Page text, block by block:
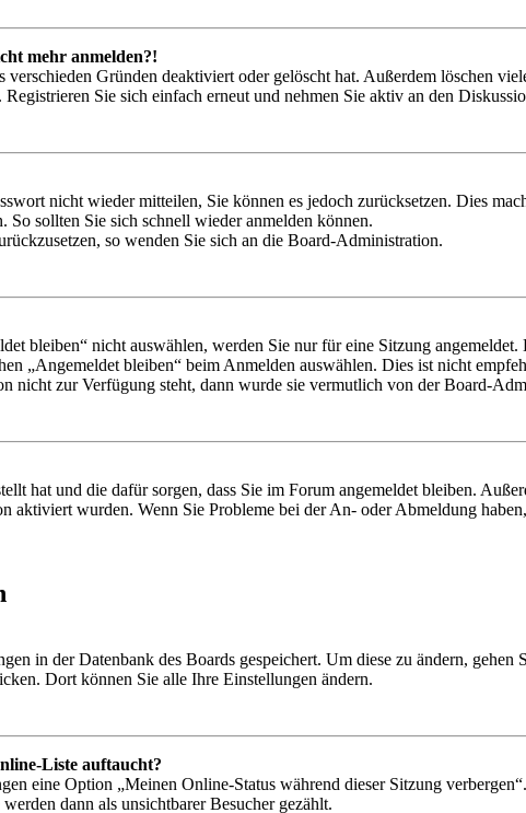
mehr anmelden?!
Gründen deaktiviert oder gelöscht hat. Außerdem löschen
Sie sich einfach erneut und nehmen Sie aktiv an den
nicht wieder mitteilen, Sie können es jedoch zurücksetzen. Dies
sollten Sie sich schnell wieder anmelden können.
so wenden Sie sich an die Board-Administration.
bleiben“ nicht auswählen, werden Sie nur für eine Sitzung
„Angemeldet bleiben“ beim Anmelden auswählen. Dies ist nicht
nicht zur Verfügung steht, dann wurde sie vermutlich von der Board-
hat und die dafür sorgen, dass Sie im Forum angemeldet bleiben.
aktiviert wurden. Wenn Sie Probleme bei der An- oder Abmeldung
in der Datenbank des Boards gespeichert. Um diese zu ändern,
Dort können Sie alle Ihre Einstellungen ändern.
Liste auftaucht?
eine Option „Meinen Online-Status während dieser Sitzung
dann als unsichtbarer Besucher gezählt.